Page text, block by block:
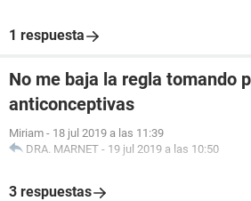
1 respuesta
No me baja la regla tomando
anticonceptivas
Miriam - 18 jul 2019 a las 11:39
DRA. MARNET - 19 jul 2019 a las 10:50
3 respuestas